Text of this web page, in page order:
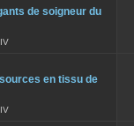
de soigneur du
en tissu de